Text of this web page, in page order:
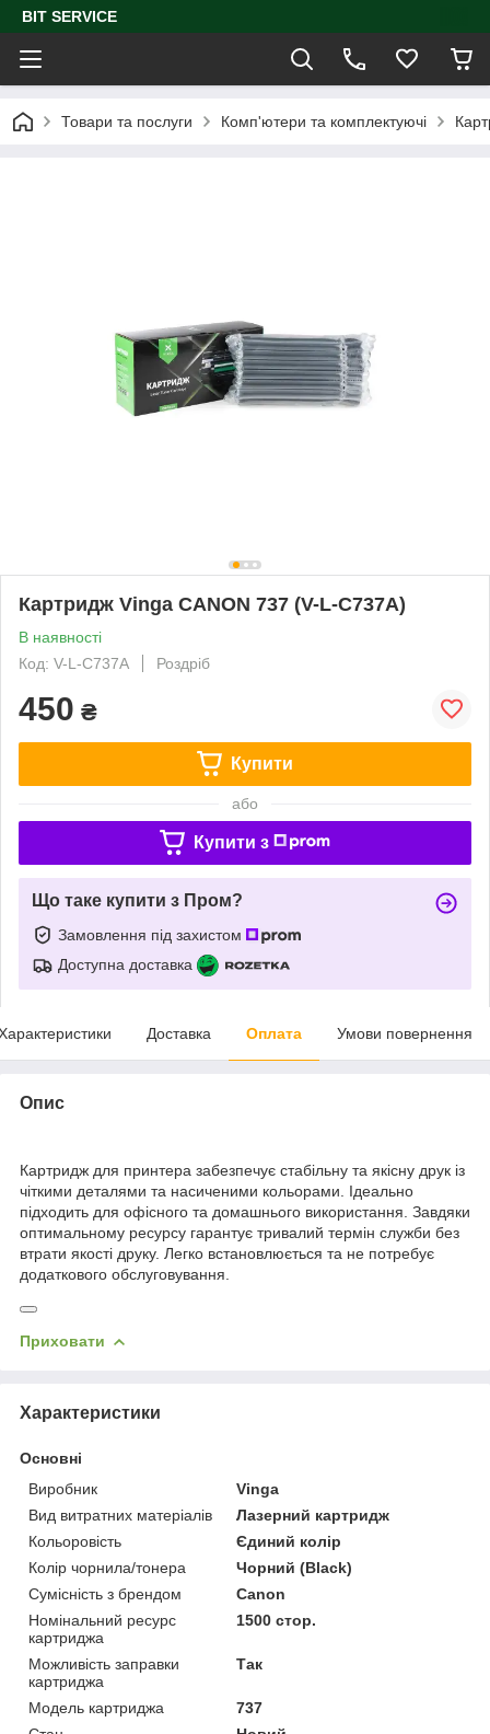
BIT SERVICE
Товари та послуги Комп'ютери та комплектуючі
Картридж Vinga CANON 737 (V-L-C737A)
В наявності
Код: V-L-C737A
Роздріб
450 ₴
Купити
або
Купити з
Що таке купити з Пром?
Замовлення під захистом
Доступна доставка
Доставка Оплата Умови повернення
Опис
Картридж для принтера забезпечує стабільну та якісну друк із
чіткими деталями та насиченими кольорами. Ідеально
підходить для офісного та домашнього використання. Завдяки
оптимальному ресурсу гарантує тривалий термін служби без
втрати якості друку. Легко встановлюється та не потребує
додаткового обслуговування.
Приховати
Характеристики
Основні
Виробник
Vinga
Вид витратних матеріалів
Лазерний картридж
Кольоровість
Єдиний колір
Колір чорнила/тонера
Чорний (Black)
Сумісність з брендом
Canon
Номінальний ресурс
картриджа
1500 стор.
Можливість заправки
картриджа
Так
Модель картриджа
737